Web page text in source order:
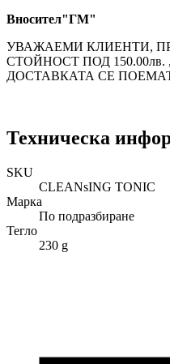
Вносител"ГМ"
УВАЖАЕМИ КЛИЕНТИ,
СТОЙНОСТ ПОД
ДОСТАВКАТА СЕ
Техническа
SKU
CLEANsING TONIC
Марка
По подразбиране
Тегло
230 g